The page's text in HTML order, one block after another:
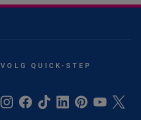
VOLG QUICK-STEP